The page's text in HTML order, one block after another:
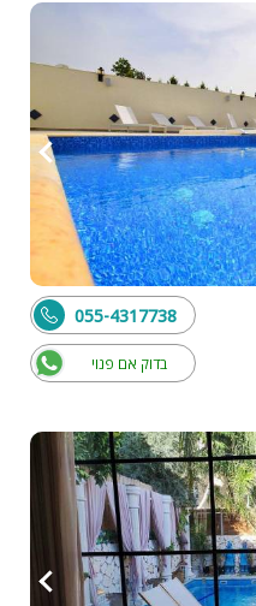
בדוק אם פנוי
055-4317738